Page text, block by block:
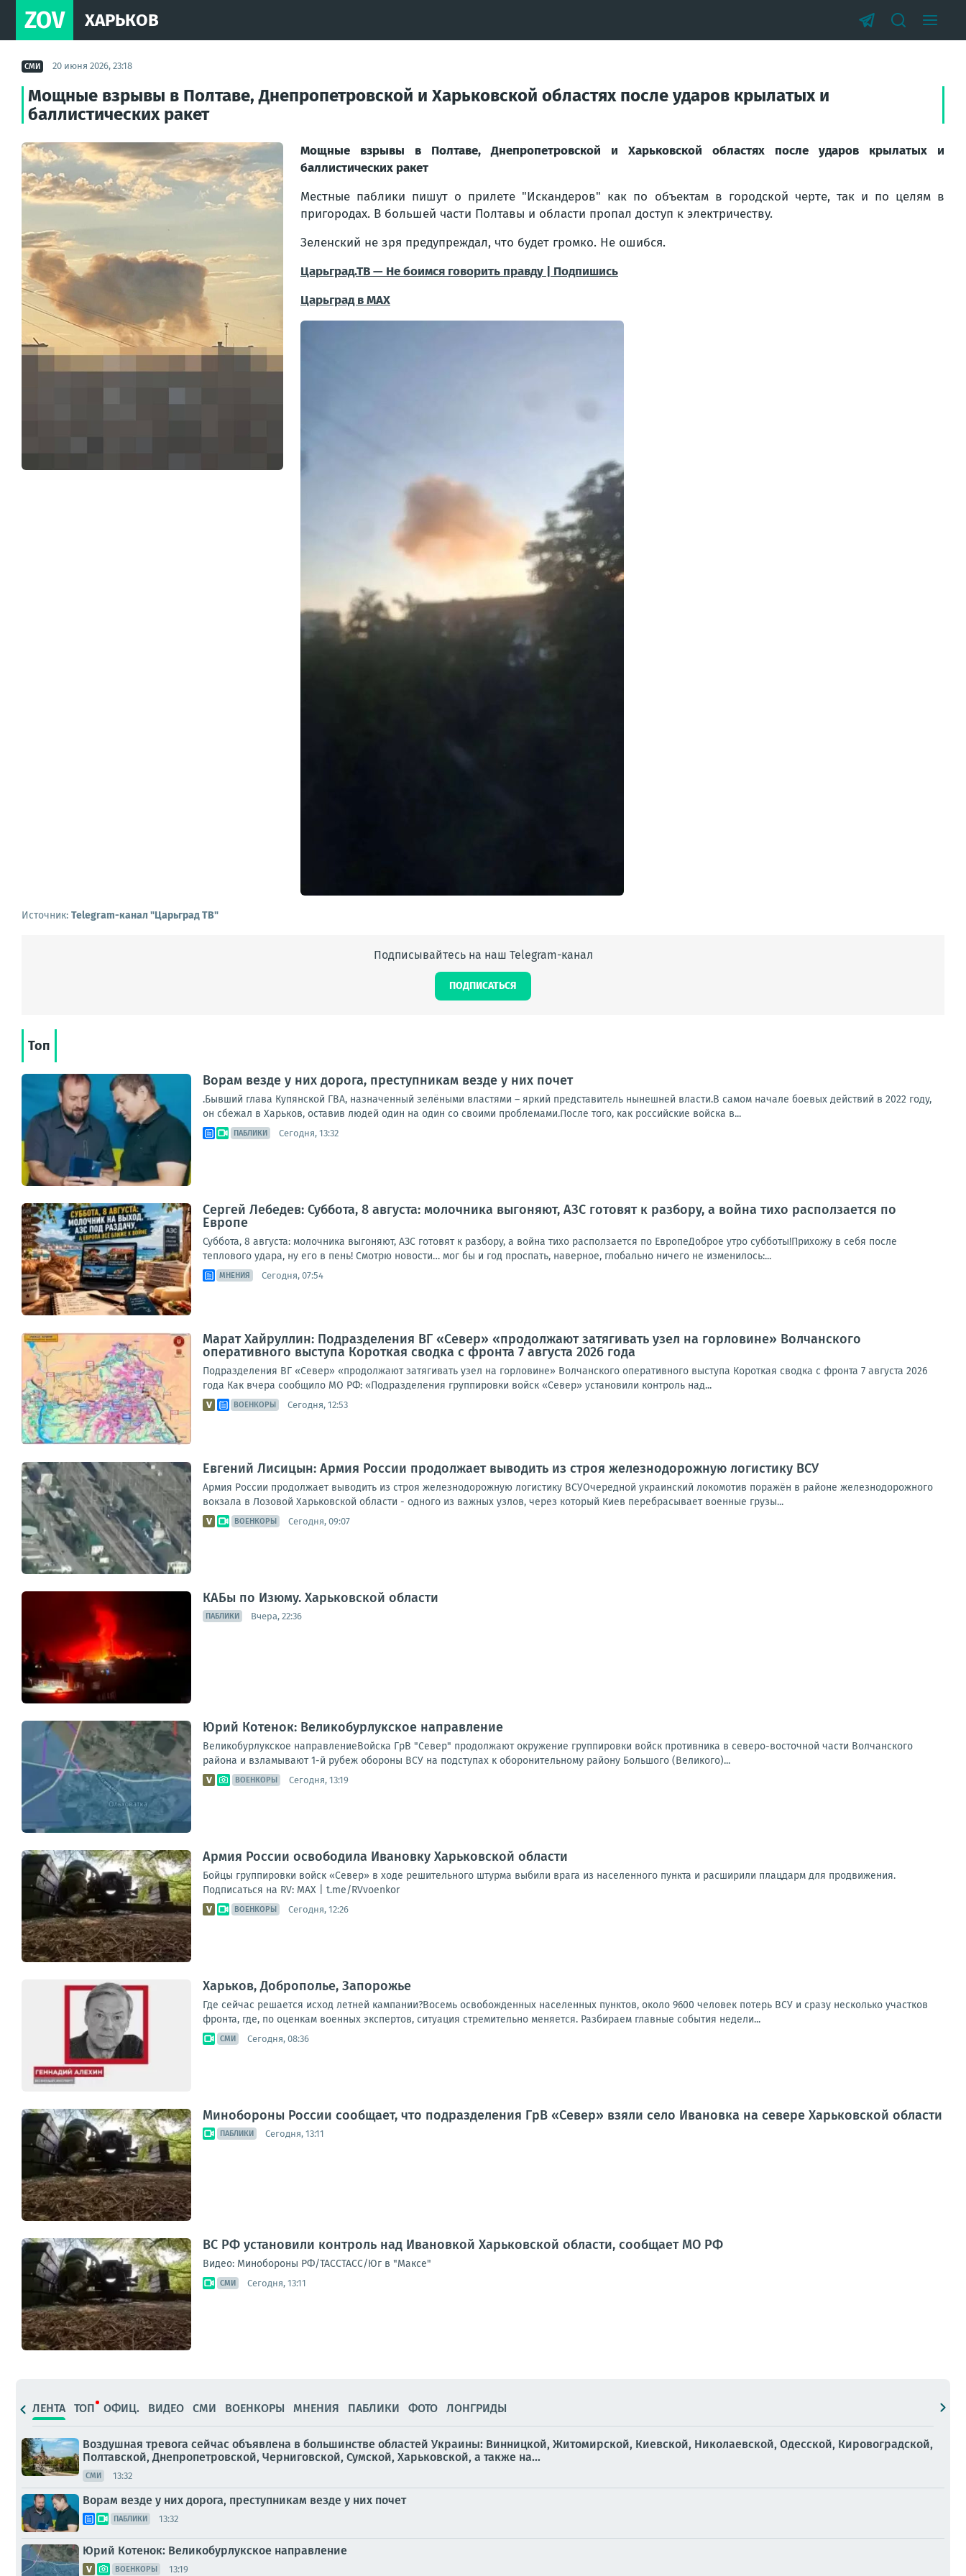
ZOV ХАРЬКОВ
СМИ 20 июня 2026, 23:18
Мощные взрывы в Полтаве, Днепропетровской и Харьковской областях после ударов крылатых и
баллистических ракет
Мощные взрывы в Полтаве, Днепропетровской и Харьковской областях после ударов крылатых и
баллистических ракет
Местные паблики пишут о прилете "Искандеров" как по объектам в городской черте, так и по целям в
пригородах. В большей части Полтавы и области пропал доступ к электричеству.
Зеленский не зря предупреждал, что будет громко. Не ошибся.
Царьград.ТВ — Не боимся говорить правду | Подпишись
Царьград в МАХ
Источник: Telegram-канал "Царьград ТВ"
Подписывайтесь на наш Telegram-канал
ПОДПИСАТЬСЯ
Топ
Ворам везде у них дорога, преступникам везде у них почет
.Бывший глава Купянской ГВА, назначенный зелёными властями – яркий представитель нынешней власти.В самом начале боевых действий в 2022 году,
он сбежал в Харьков, оставив людей один на один со своими проблемами.После того, как российские войска в...
ПАБЛИКИ Сегодня, 13:32
Сергей Лебедев: Суббота, 8 августа: молочника выгоняют, АЗС готовят к разбору, а война тихо расползается по
Европе
Суббота, 8 августа: молочника выгоняют, АЗС готовят к разбору, а война тихо расползается по ЕвропеДоброе утро субботы!Прихожу в себя после
теплового удара, ну его в пень! Смотрю новости… мог бы и год проспать, наверное, глобально ничего не изменилось:...
МНЕНИЯ Сегодня, 07:54
Марат Хайруллин: Подразделения ВГ «Север» «продолжают затягивать узел на горловине» Волчанского
оперативного выступа Короткая сводка с фронта 7 августа 2026 года
Подразделения ВГ «Север» «продолжают затягивать узел на горловине» Волчанского оперативного выступа Короткая сводка с фронта 7 августа 2026
года Как вчера сообщило МО РФ: «Подразделения группировки войск «Север» установили контроль над...
ВОЕНКОРЫ Сегодня, 12:53
Евгений Лисицын: Армия России продолжает выводить из строя железнодорожную логистику ВСУ
Армия России продолжает выводить из строя железнодорожную логистику ВСУОчередной украинский локомотив поражён в районе железнодорожного
вокзала в Лозовой Харьковской области - одного из важных узлов, через который Киев перебрасывает военные грузы...
ВОЕНКОРЫ Сегодня, 09:07
КАБы по Изюму. Харьковской области
ПАБЛИКИ Вчера, 22:36
Юрий Котенок: Великобурлукское направление
Великобурлукское направлениеВойска ГрВ "Север" продолжают окружение группировки войск противника в северо-восточной части Волчанского
района и взламывают 1-й рубеж обороны ВСУ на подступах к оборонительному району Большого (Великого)...
ВОЕНКОРЫ Сегодня, 13:19
Армия России освободила Ивановку Харьковской области
Бойцы группировки войск «Север» в ходе решительного штурма выбили врага из населенного пункта и расширили плацдарм для продвижения.
Подписаться на RV: MAX | t.me/RVvoenkor
ВОЕНКОРЫ Сегодня, 12:26
Харьков, Доброполье, Запорожье
Где сейчас решается исход летней кампании?Восемь освобожденных населенных пунктов, около 9600 человек потерь ВСУ и сразу несколько участков
фронта, где, по оценкам военных экспертов, ситуация стремительно меняется. Разбираем главные события недели...
СМИ Сегодня, 08:36
Минобороны России сообщает, что подразделения ГрВ «Север» взяли село Ивановка на севере Харьковской области
ПАБЛИКИ Сегодня, 13:11
ВС РФ установили контроль над Ивановкой Харьковской области, сообщает МО РФ
Видео: Минобороны РФ/ТАССТАСС/Юг в "Максе"
СМИ Сегодня, 13:11
ЛЕНТА ТОП ОФИЦ. ВИДЕО СМИ ВОЕНКОРЫ МНЕНИЯ ПАБЛИКИ ФОТО ЛОНГРИДЫ
Воздушная тревога сейчас объявлена в большинстве областей Украины: Винницкой, Житомирской, Киевской, Николаевской, Одесской, Кировоградской,
Полтавской, Днепропетровской, Черниговской, Сумской, Харьковской, а также на...
СМИ 13:32
Ворам везде у них дорога, преступникам везде у них почет
ПАБЛИКИ 13:32
Юрий Котенок: Великобурлукское направление
ВОЕНКОРЫ 13:19